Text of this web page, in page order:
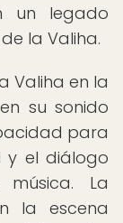
un legado
la Valiha.
Valiha en la
su sonido
para
y el diálogo
La
la escena